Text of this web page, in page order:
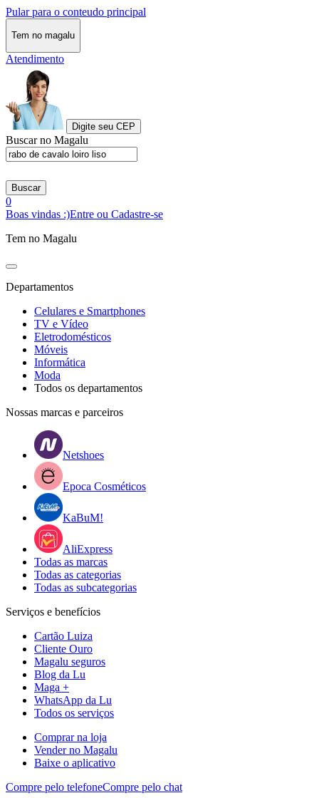
Pular para o conteudo principal
Tem no magalu
Atendimento
Digite seu CEP
Buscar no Magalu
Buscar
0
Boas vindas :)Entre ou Cadastre-se
Tem no Magalu
Departamentos
Celulares e Smartphones
TV e Vídeo
Eletrodomésticos
Móveis
Informática
Moda
Todos os departamentos
Nossas marcas e parceiros
Netshoes
Epoca Cosméticos
KaBuM!
AliExpress
Todas as marcas
Todas as categorias
Todas as subcategorias
Serviços e benefícios
Cartão Luiza
Cliente Ouro
Magalu seguros
Blog da Lu
Maga +
WhatsApp da Lu
Todos os serviços
Comprar na loja
Vender no Magalu
Baixe o aplicativo
Compre pelo telefoneCompre pelo chat